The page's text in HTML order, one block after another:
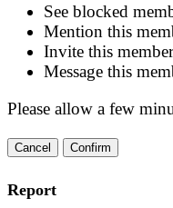
See blocked
Mention this
Invite this
Message this
Please allow a few
Confirm
Report